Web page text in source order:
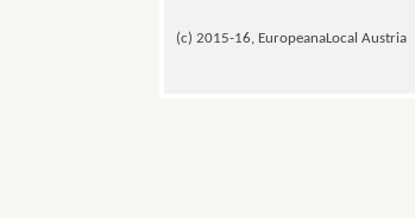
(c) 2015-16, EuropeanaLocal Austria